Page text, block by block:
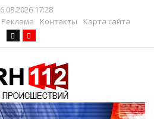
17:28
Реклама Контакты Карта сайта